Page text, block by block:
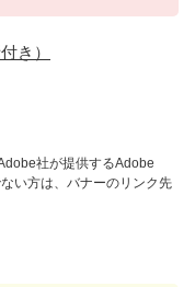
き）
社が提供するAdobe
い方は、バナーのリンク先